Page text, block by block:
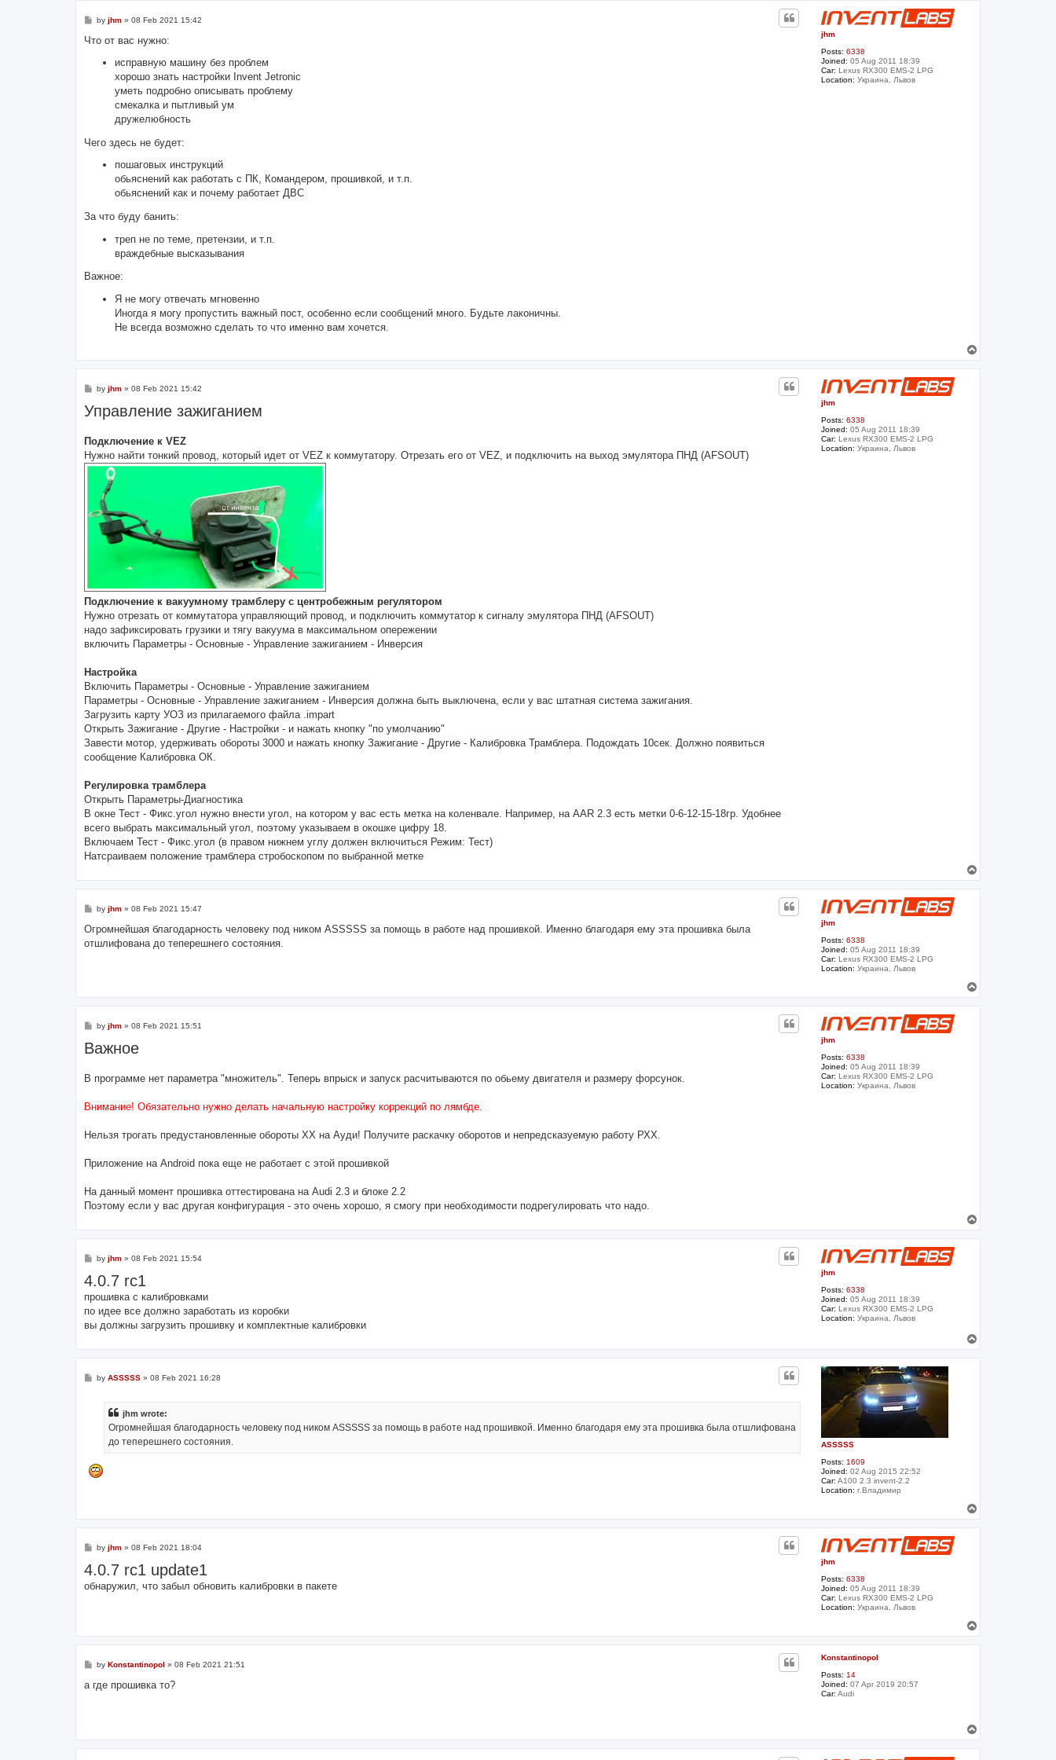
p
jhm
Posts: 6338
Joined: 05 Aug 2011 18:39
Car: Lexus RX300 EMS-2 LPG
Location: Украина, Львов
P
s
by jhm» 08 Feb 2021 15:42
Что от вас нужно:
исправную машину без проблем
хорошо знать настройки Invent Jetronic
уметь подробно описывать проблему
смекалка и пытливый ум
дружелюбность
Чего здесь не будет:
пошаговых инструкций
обьяснений как работать с ПК, Командером, прошивкой, и т.п.
обьяснений как и почему работает ДВС
За что буду банить:
треп не по теме, претензии, и т.п.
враждебные высказывания
Важное:
Я не могу отвечать мгновенно
Иногда я могу пропустить важный пост, особенно если сообщений много. Будьте лаконичны.
Не всегда возможно сделать то что именно вам хочется.
o
p
jhm
Posts: 6338
Joined: 05 Aug 2011 18:39
Car: Lexus RX300 EMS-2 LPG
Location: Украина, Львов
P
s
t
by jhm» 08 Feb 2021 15:42
Управление зажиганием
Подключение к VEZ
Нужно найти тонкий провод, который идет от VEZ к коммутатору. Отрезать его от VEZ, и подключить на выход эмулятора ПНД (AFSOUT)
Подключение к вакуумному трамблеру с центробежным регулятором
Нужно отрезать от коммутатора управляющий провод, и подключить коммутатор к сигналу эмулятора ПНД (AFSOUT)
надо зафиксировать грузики и тягу вакуума в максимальном опережении
включить Параметры - Основные - Управление зажиганием - Инверсия
Настройка
Включить Параметры - Основные - Управление зажиганием
Параметры - Основные - Управление зажиганием - Инверсия должна быть выключена, если у вас штатная система зажигания.
Загрузить карту УОЗ из прилагаемого файла .impart
Открыть Зажигание - Другие - Настройки - и нажать кнопку "по умолчанию"
Завести мотор, удерживать обороты 3000 и нажать кнопку Зажигание - Другие - Калибровка Трамблера. Подождать 10сек. Должно появиться
сообщение Калибровка ОК.
Регулировка трамблера
Открыть Параметры-Диагностика
В окне Тест - Фикс.угол нужно внести угол, на котором у вас есть метка на коленвале. Например, на AAR 2.3 есть метки 0-6-12-15-18гр. Удобнее
всего выбрать максимальный угол, поэтому указываем в окошке цифру 18.
Включаем Тест - Фикс.угол (в правом нижнем углу должен включиться Режим: Тест)
Натсраиваем положение трамблера стробоскопом по выбранной метке
o
p
jhm
Posts: 6338
Joined: 05 Aug 2011 18:39
Car: Lexus RX300 EMS-2 LPG
Location: Украина, Львов
P
s
by jhm» 08 Feb 2021 15:47
Огромнейшая благодарность человеку под ником ASSSSS за помощь в работе над прошивкой. Именно благодаря ему эта прошивка была
отшлифована до теперешнего состояния.
o
p
jhm
Posts: 6338
Joined: 05 Aug 2011 18:39
Car: Lexus RX300 EMS-2 LPG
Location: Украина, Львов
P
s
t
by jhm» 08 Feb 2021 15:51
Важное
В программе нет параметра "множитель". Теперь впрыск и запуск расчитываются по обьему двигателя и размеру форсунок.
Внимание! Обязательно нужно делать начальную настройку коррекций по лямбде.
Нельзя трогать предустановленные обороты ХХ на Ауди! Получите раскачку оборотов и непредсказуемую работу РХХ.
Приложение на Android пока еще не работает с этой прошивкой
На данный момент прошивка оттестирована на Audi 2.3 и блоке 2.2
Поэтому если у вас другая конфигурация - это очень хорошо, я смогу при необходимости подрегулировать что надо.
o
p
jhm
Posts: 6338
Joined: 05 Aug 2011 18:39
Car: Lexus RX300 EMS-2 LPG
Location: Украина, Львов
P
t
by jhm» 08 Feb 2021 15:54
4.0.7 rc1
прошивка с калибровками
по идее все должно заработать из коробки
вы должны загрузить прошивку и комплектные калибровки
o
p
ASSSSS
Posts: 1609
Joined: 02 Aug 2015 22:52
Car: A100 2.3 invent-2.2
Location: г.Владимир
Pby ASSSSS» 08 Feb 2021 16:28
jhm wrote:
Огромнейшая благодарность человеку под ником ASSSSS за помощь в работе над прошивкой. Именно благодаря ему эта прошивка была отшлифована
до теперешнего состояния.
o
p
jhm
Posts: 6338
Joined: 05 Aug 2011 18:39
Car: Lexus RX300 EMS-2 LPG
Location: Украина, Львов
P
t
by jhm» 08 Feb 2021 18:04
4.0.7 rc1 update1
обнаружил, что забыл обновить калибровки в пакете
o
p
Konstantinopol
Posts: 14
Joined: 07 Apr 2019 20:57
Car: Audi
P
s
by Konstantinopol » 08 Feb 2021 21:51
а где прошивка то?
o
p